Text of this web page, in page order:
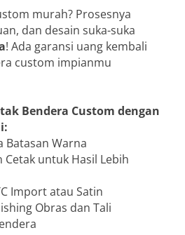
murah? Prosesnya
dan desain suka-suka
! Ada garansi uang kembali
custom impianmu
Bendera Custom dengan
Batasan Warna
Cetak untuk Hasil Lebih
Import atau Satin
Obras dan Tali